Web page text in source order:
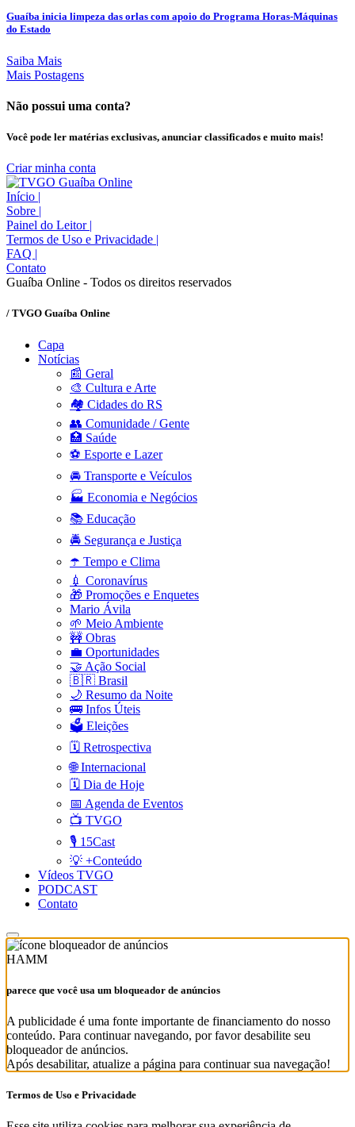
Guaíba inicia limpeza das orlas com apoio do Programa Horas-Máquinas
do Estado
Saiba Mais
Mais Postagens
Não possui uma conta?
Você pode ler matérias exclusivas, anunciar classificados e muito mais!
Criar minha conta
Início |
Sobre |
Painel do Leitor |
Termos de Uso e Privacidade |
FAQ |
Contato
Guaíba Online - Todos os direitos reservados
/ TVGO Guaíba Online
Capa
Notícias
📰 Geral
🎨 Cultura e Arte
🏘️ Cidades do RS
👥 Comunidade / Gente
🏥 Saúde
⚽ Esporte e Lazer
🚘 Transporte e Veículos
🏭 Economia e Negócios
📚 Educação
🚔 Segurança e Justiça
☂️ Tempo e Clima
💉 Coronavírus
🎁 Promoções e Enquetes
Mario Ávila
🌱 Meio Ambiente
🚧 Obras
💼 Oportunidades
🤝 Ação Social
🇧🇷 Brasil
🌙 Resumo da Noite
🚌 Infos Úteis
🗳️ Eleições
🗓️ Retrospectiva
🌐 Internacional
🗓️ Dia de Hoje
📅 Agenda de Eventos
📺 TVGO
🎙️ 15Cast
💡 +Conteúdo
Vídeos TVGO
PODCAST
Contato
HAMM
parece que você usa um bloqueador de anúncios
A publicidade é uma fonte importante de financiamento do nosso
conteúdo. Para continuar navegando, por favor desabilite seu
bloqueador de anúncios.
Após desabilitar, atualize a página para continuar sua navegação!
Termos de Uso e Privacidade